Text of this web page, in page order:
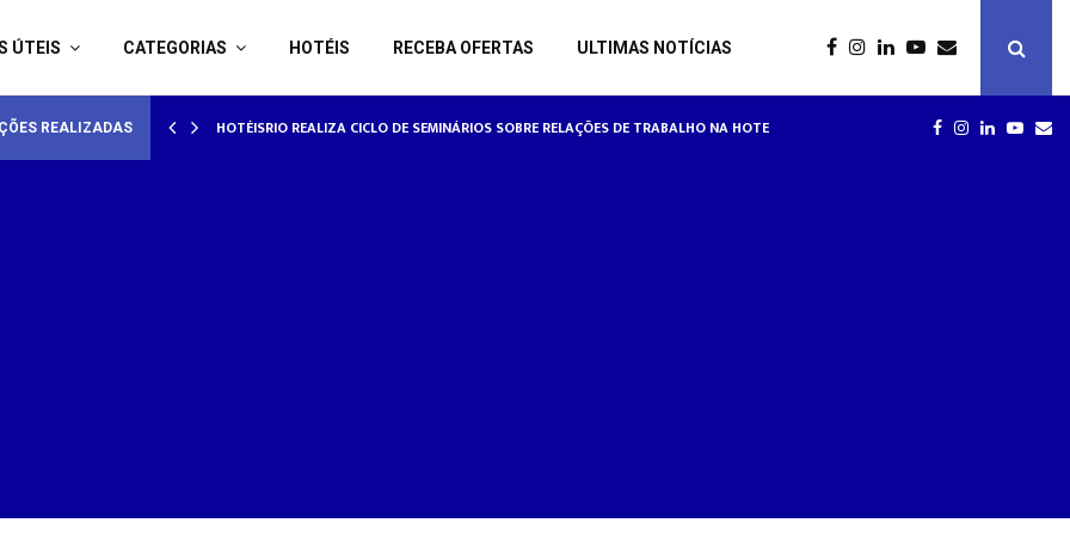
ÚTEIS CATEGORIAS HOTÉIS RECEBA OFERTAS ULTIMAS NOTÍCIAS
REALIZADAS HOTÉISRIO REALIZA CICLO DE SEMINÁRIOS SOBRE RELAÇÕES DE TRABALHO NA HOTELARIA FACEBOOK
INSTAGRAM
LINKEDIN